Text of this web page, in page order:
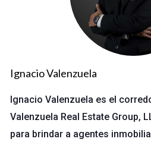
patentes registradas por sus
de trabajo remoto ha sido bien
empleados equilibrar mejor su vida
crecer y ser creativo,
Caso 2: Empresa B -
Ignacio Valenzuela
Ignacio Valenzuela es el
Valenzuela Real Estate Group,
para brindar a agentes